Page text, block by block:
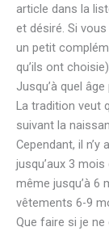
article dans la
et désiré. Si
un petit
qu’ils ont
Jusqu’à quel
La tradition veut
suivant la
Cependant, il
jusqu’aux 3
même jusqu’à 6
vêtements 6-9
Que faire si je